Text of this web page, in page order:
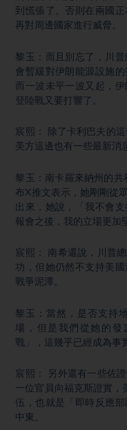
到慌張了。否則在兩國
再對周邊國家進行威脅。
黎玉：而且別忘了，川
會暫緩對伊朗能源設施
而一波未平一波又起，
登陸戰又要打響了。
宸熙： 除了卡利巴夫的
美方這邊也有一些最新消
黎玉：南卡羅來納州的共
布X推文表示，她剛剛從
出來，她說，「我不會
報會之後，我的立場更加
宸熙： 南希還說，川普
功，但她仍然不支持美
戰爭泥潭。
黎玉：當然，是否支持
場，但是我們從她的發
戰」，這幾乎已經成為事
宸熙： 另外還有一些佐
一位官員向福克斯證實，
伍，也就是「即時反應
中東。